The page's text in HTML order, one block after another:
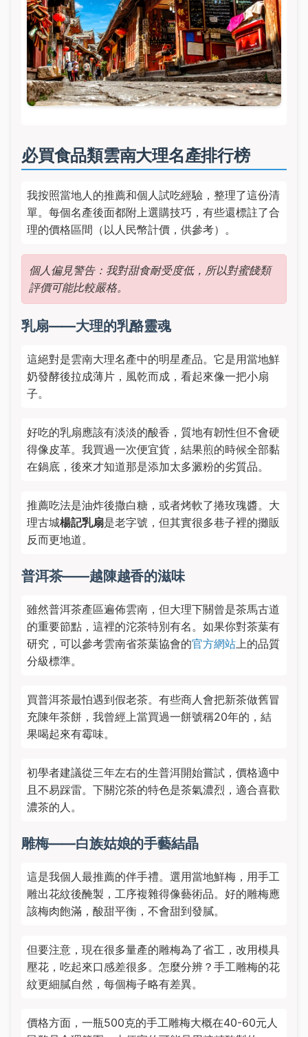
必買食品類雲南大理名產排行榜
我按照當地人的推薦和個人試吃經驗，整理了這份清
單。每個名產後面都附上選購技巧，有些還標註了合
理的價格區間（以人民幣計價，供參考）。
個人偏見警告：我對甜食耐受度低，所以對蜜餞類
評價可能比較嚴格。
乳扇——大理的乳酪靈魂
這絕對是雲南大理名產中的明星產品。它是用當地鮮
奶發酵後拉成薄片，風乾而成，看起來像一把小扇
子。
好吃的乳扇應該有淡淡的酸香，質地有韌性但不會硬
得像皮革。我買過一次便宜貨，結果煎的時候全部黏
在鍋底，後來才知道那是添加太多澱粉的劣質品。
推薦吃法是油炸後撒白糖，或者烤軟了捲玫瑰醬。大
理古城楊記乳扇是老字號，但其實很多巷子裡的攤販
反而更地道。
普洱茶——越陳越香的滋味
雖然普洱茶產區遍佈雲南，但大理下關曾是茶馬古道
的重要節點，這裡的沱茶特別有名。如果你對茶葉有
研究，可以參考雲南省茶葉協會的官方網站上的品質
分級標準。
買普洱茶最怕遇到假老茶。有些商人會把新茶做舊冒
充陳年茶餅，我曾經上當買過一餅號稱20年的，結
果喝起來有霉味。
初學者建議從三年左右的生普洱開始嘗試，價格適中
且不易踩雷。下關沱茶的特色是茶氣濃烈，適合喜歡
濃茶的人。
雕梅——白族姑娘的手藝結晶
這是我個人最推薦的伴手禮。選用當地鮮梅，用手工
雕出花紋後醃製，工序複雜得像藝術品。好的雕梅應
該梅肉飽滿，酸甜平衡，不會甜到發膩。
但要注意，現在很多量產的雕梅為了省工，改用模具
壓花，吃起來口感差很多。怎麼分辨？手工雕梅的花
紋更細膩自然，每個梅子略有差異。
價格方面，一瓶500克的手工雕梅大概在40-60元人